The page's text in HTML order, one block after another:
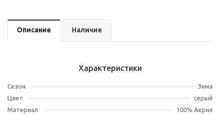
Описание Наличие
Характеристики
Сезон
Зима
Цвет
серый
Материал
100% Акрил